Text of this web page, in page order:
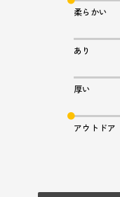
柔らかい
あり
厚い
アウトドア